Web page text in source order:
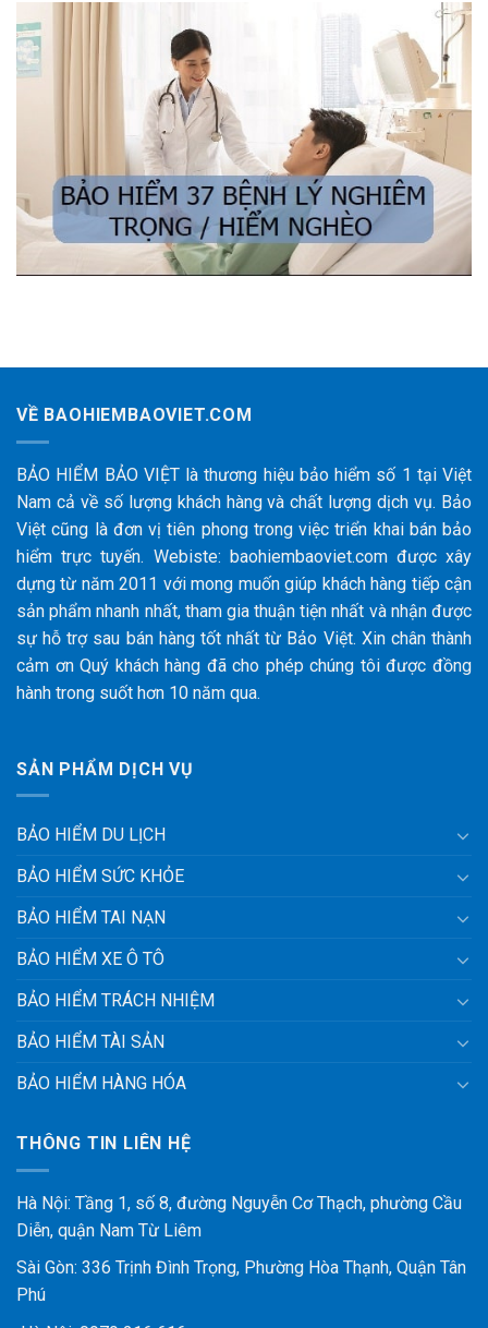
VỀ BAOHIEMBAOVIET.COM
BẢO HIỂM BẢO VIỆT là thương hiệu bảo hiểm số 1 tại Việt
Nam cả về số lượng khách hàng và chất lượng dịch vụ. Bảo
Việt cũng là đơn vị tiên phong trong việc triển khai bán bảo
hiểm trực tuyến. Webiste: baohiembaoviet.com được xây
dựng từ năm 2011 với mong muốn giúp khách hàng tiếp cận
sản phẩm nhanh nhất, tham gia thuận tiện nhất và nhận được
sự hỗ trợ sau bán hàng tốt nhất từ Bảo Việt. Xin chân thành
cảm ơn Quý khách hàng đã cho phép chúng tôi được đồng
hành trong suốt hơn 10 năm qua.
SẢN PHẨM DỊCH VỤ
BẢO HIỂM DU LỊCH
BẢO HIỂM SỨC KHỎE
BẢO HIỂM TAI NẠN
BẢO HIỂM XE Ô TÔ
BẢO HIỂM TRÁCH NHIỆM
BẢO HIỂM TÀI SẢN
BẢO HIỂM HÀNG HÓA
THÔNG TIN LIÊN HỆ
Hà Nội: Tầng 1, số 8, đường Nguyễn Cơ Thạch, phường Cầu
Diễn, quận Nam Từ Liêm
Sài Gòn: 336 Trịnh Đình Trọng, Phường Hòa Thạnh, Quận Tân
Phú